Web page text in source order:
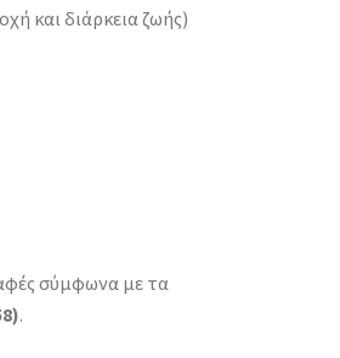
και διάρκεια ζωής)
σύμφωνα με τα
.